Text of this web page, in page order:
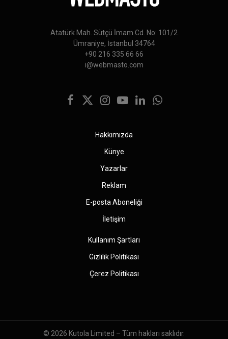
Atatürk Mah. Sütçü İmam Cd. No: 101/2
Ümraniye, İstanbul 34764
+90 216 335 66 66
i@webmasto.com
Facebook
X
Instagram
YouTubeLinkedInWhatsApp
Hakkımızda
Künye
Yazarlar
Reklam
E-posta Aboneliği
İletişim
Kullanım Şartları
Gizlilik Politikası
Çerez Politikası
© 2026 Kutola Limited – Tüm hakları saklıdır.